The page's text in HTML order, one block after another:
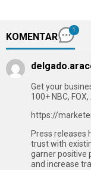
KOMENTAR
1
Get your
100+ NBC,
https://
Press releases
trust with
garner positive
and increase